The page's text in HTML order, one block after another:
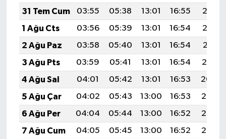
31 Tem Cum
03:55 05:38 13:01 16:55
20:13
1 Ağu Cts
03:56 05:39 13:01 16:54
20:12
2 Ağu Paz
03:58 05:40 13:01 16:54
20:11
3 Ağu Pts
03:59 05:41 13:01 16:54
20:10
4 Ağu Sal
04:01 05:42 13:01 16:53
20:09
5 Ağu Çar
04:02 05:43 13:00 16:53
20:08
6 Ağu Per
04:04 05:44 13:00 16:52
20:07
7 Ağu Cum
04:05 05:45 13:00 16:52
20:05